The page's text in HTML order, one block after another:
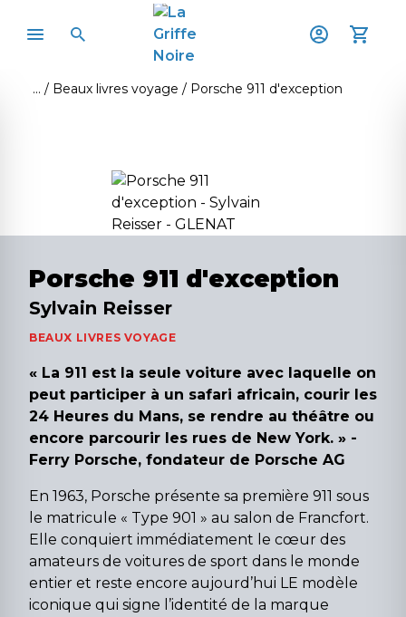
Beaux livres voyage Porsche 911 d'exception
Porsche 911 d'exception
Sylvain Reisser
BEAUX LIVRES VOYAGE
« La 911 est la seule voiture avec laquelle on
peut participer à un safari africain, courir les
24 Heures du Mans, se rendre au théâtre ou
encore parcourir les rues de New York. » -
Ferry Porsche, fondateur de Porsche AG
En 1963, Porsche présente sa première 911 sous
le matricule « Type 901 » au salon de Francfort.
Elle conquiert immédiatement le cœur des
amateurs de voitures de sport dans le monde
entier et reste encore aujourd’hui LE modèle
iconique qui signe l’identité de la marque